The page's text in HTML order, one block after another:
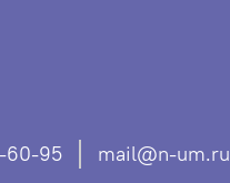
60-95
mail@n-um.ru